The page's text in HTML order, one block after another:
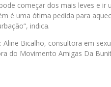
começar dos mais leves e
é uma ótima pedida para
indica.
Aline Bicalho, consultora em
do Movimento Amigas Da